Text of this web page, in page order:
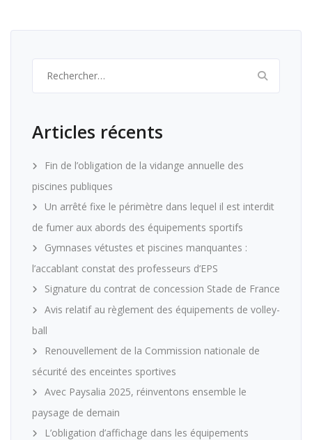
Articles récents
Fin de l’obligation de la vidange annuelle des
piscines publiques
Un arrêté fixe le périmètre dans lequel il est interdit
de fumer aux abords des équipements sportifs
Gymnases vétustes et piscines manquantes :
l’accablant constat des professeurs d’EPS
Signature du contrat de concession Stade de France
Avis relatif au règlement des équipements de volley-
ball
Renouvellement de la Commission nationale de
sécurité des enceintes sportives
Avec Paysalia 2025, réinventons ensemble le
paysage de demain
L’obligation d’affichage dans les équipements